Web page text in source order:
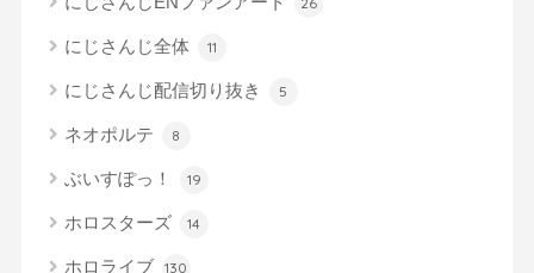
にじさんじ全体 11
にじさんじ配信切り抜き 5
ネオポルテ 8
ぶいすぽっ！ 19
ホロスターズ 14
ホロライブ 130